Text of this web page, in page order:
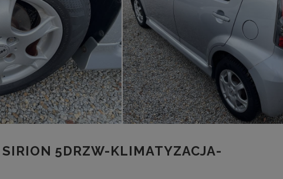
5DRZW-KLIMATYZACJA-